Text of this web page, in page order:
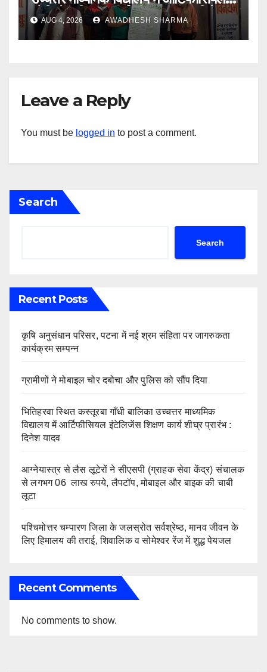
इंटेलिजेंस शिक्षण कार्य शीघ्र प्रारंभ : दिनेश
यादव
AUG 4, 2026 AWADHESH SHARMA
Leave a Reply
You must be logged in to post a comment.
Search
Search
Recent Posts
कृषि अनुसंधान परिसर, पटना में नई श्रम संहिता पर जागरुकता
कार्यक्रम सम्पन्न
ग्रामीणों ने मोबाइल चोर दबोचा और पुलिस को सौंप दिया
भितिहरवा स्थित कस्तूरबा गाँधी बालिका उच्चत्तर माध्यमिक
विद्यालय में आर्टिफीसियल इंटेलिजेंस शिक्षण कार्य शीघ्र प्रारंभ :
दिनेश यादव
आग्नेयास्त्र से लैस लूटेरों ने सीएसपी (ग्राहक सेवा केंद्र) संचालक
से लगभग 06 लाख रुपये, लैपटॉप, मोबाइल और बाइक की चाबी
लूटा
पश्चिमोत्तर चम्पारण जिला के जलस्रोत सर्वश्रेष्ठ, मानव जीवन के
लिए हिमालय की तराई, शिवालिक व सोमेश्वर रेंज में शुद्ध पेयजल
Recent Comments
No comments to show.